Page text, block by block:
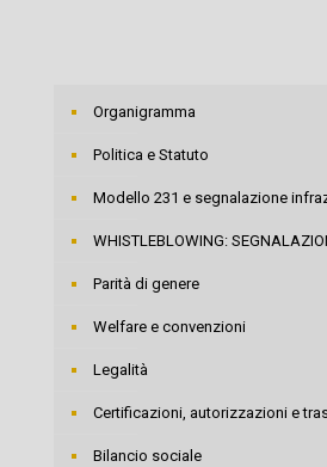
Organigramma
Politica e Statuto
Modello 231 e segnalazione
WHISTLEBLOWING:
Parità di genere
Welfare e convenzioni
Legalità
Certificazioni, autorizzazioni e
Bilancio sociale